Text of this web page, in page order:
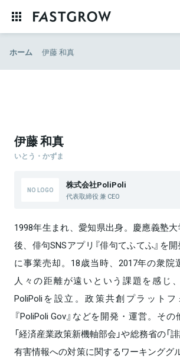
ホーム 伊藤 和真
伊藤 和真
いとう・かずま
株式会社PoliPoli
代表取締役 兼 CEO
1998年生まれ、愛知県出身。慶應義塾
後、俳句SNSアプリ『俳句てふてふ』を
に事業売却。18歳当時、2017年の衆院
人々の距離が遠いという課題を感じ
PoliPoliを設立。政策共創プラットフ
『PoliPoli Gov』などを開発・運営。そ
「経済産業政策新機軸部会」や総務省の「
有害情報への対策に関するワーキンググ